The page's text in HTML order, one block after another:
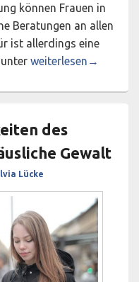
können Frauen in
Beratungen an allen
ist allerdings eine
Beratungsstellen für
weiterlesen →
des
Gewalt
Lücke